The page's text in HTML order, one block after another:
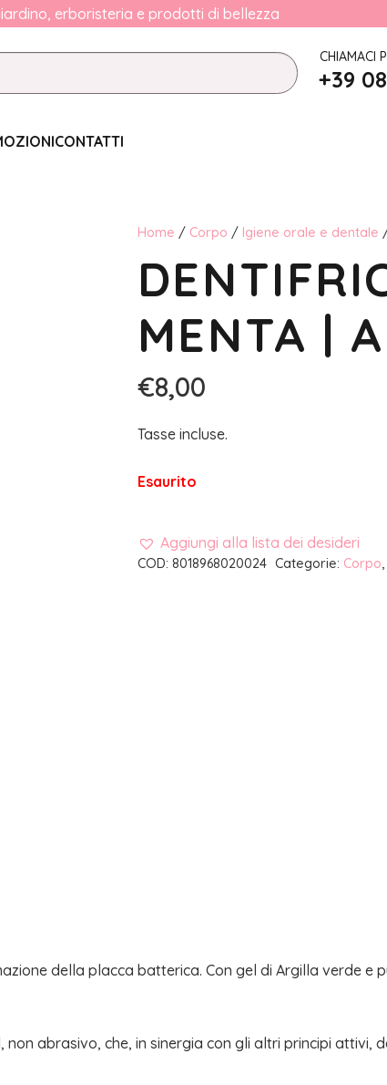
erboristeria e prodotti di bellezza
CHIAMACI
+39
CONTATTI
Home / Corpo / Igiene orale e dentale
MENTA |
€8,00
Tasse incluse.
Esaurito
Aggiungi alla lista dei desideri
COD: 8018968020024 Categorie: Corpo
della placca batterica. Con gel di Argilla verde e
abrasivo, che, in sinergia con gli altri principi attivi,